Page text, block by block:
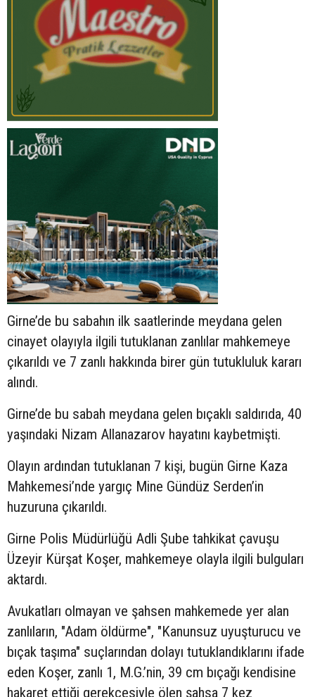
Girne’de bu sabahın ilk saatlerinde meydana gelen
cinayet olayıyla ilgili tutuklanan zanlılar mahkemeye
çıkarıldı ve 7 zanlı hakkında birer gün tutukluluk kararı
alındı.
Girne’de bu sabah meydana gelen bıçaklı saldırıda, 40
yaşındaki Nizam Allanazarov hayatını kaybetmişti.
Olayın ardından tutuklanan 7 kişi, bugün Girne Kaza
Mahkemesi’nde yargıç Mine Gündüz Serden’in
huzuruna çıkarıldı.
Girne Polis Müdürlüğü Adli Şube tahkikat çavuşu
Üzeyir Kürşat Koşer, mahkemeye olayla ilgili bulguları
aktardı.
Avukatları olmayan ve şahsen mahkemede yer alan
zanlıların, "Adam öldürme", "Kanunsuz uyuşturucu ve
bıçak taşıma" suçlarından dolayı tutuklandıklarını ifade
eden Koşer, zanlı 1, M.G.’nin, 39 cm bıçağı kendisine
hakaret ettiği gerekçesiyle ölen şahsa 7 kez